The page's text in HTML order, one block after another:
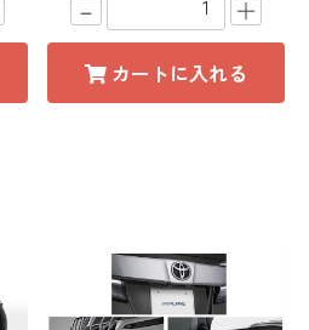
－ ＋
カートに入れる